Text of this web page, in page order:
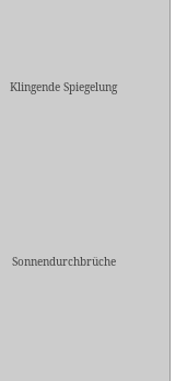
Klingende Spiegelung
Sonnendurchbrüche